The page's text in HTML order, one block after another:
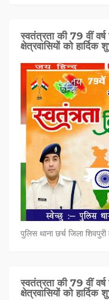
स्वतंत्रता की 79 वीं
क्षेत्रवासियों को हार्दिक
पुलिस थाना छर्च जिला
स्वतंत्रता की 79 वीं
क्षेत्रवासियों को हार्दिक